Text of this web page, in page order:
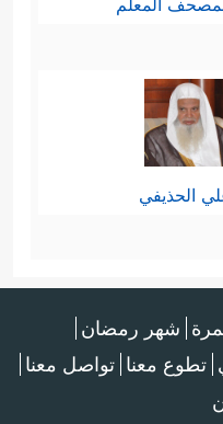
المعلم
الحذيفي
شهر رمضان
تطوع معنا تواصل معنا